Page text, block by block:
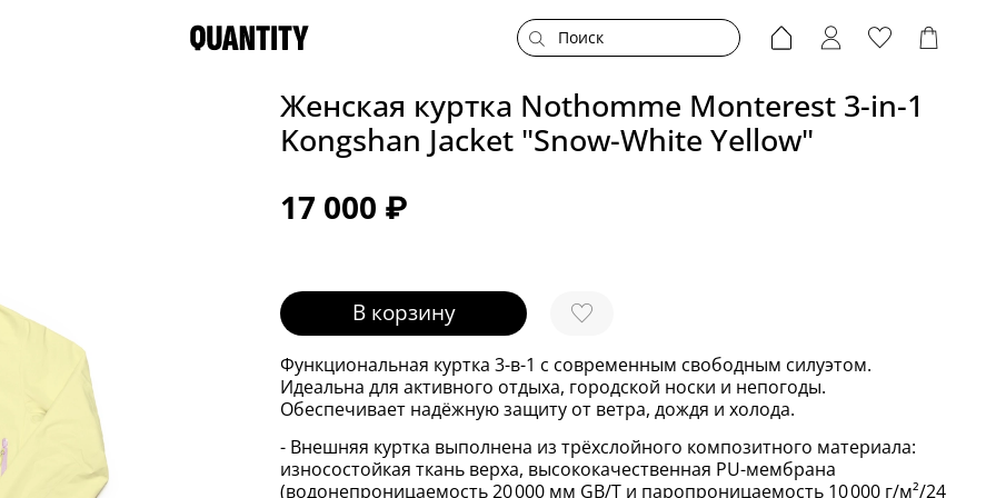
Женская куртка Nothomme Monterest 3-in-1
Kongshan Jacket "Snow-White Yellow"
17 000 ₽
В корзину
Функциональная куртка 3-в-1 с современным свободным силуэтом.
Идеальна для активного отдыха, городской носки и непогоды.
Обеспечивает надёжную защиту от ветра, дождя и холода.
- Внешняя куртка выполнена из трёхслойного композитного материала:
износостойкая ткань верха, высококачественная PU-мембрана
(водонепроницаемость 20 000 мм GB/T и паропроницаемость 10 000 г/м²/24